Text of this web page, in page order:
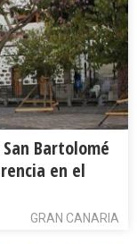
Bartolomé
en el
GRAN CANARIA